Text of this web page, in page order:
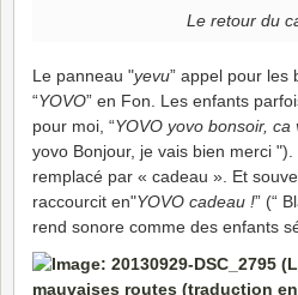
Le retour du
Le panneau "yevu” appel pour les
“YOVO” en Fon. Les enfants
pour moi, “YOVO yovo bonsoir, ca
yovo Bonjour, je vais bien merci
remplacé par « cadeau ». Et
raccourcit en"YOVO cadeau !” (“
rend sonore comme des enfants